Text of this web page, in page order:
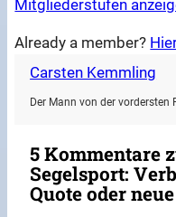
Mitgliederstufen
Already a member?
Carsten Kemmling
Der Mann von der
5 Kommentare
Segelsport:
Quote oder